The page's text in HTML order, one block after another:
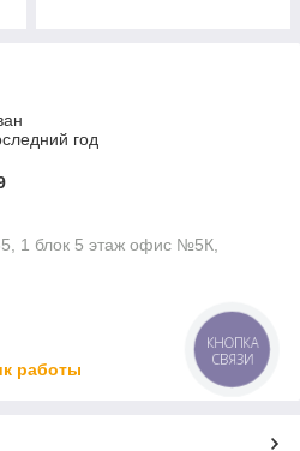
год
1 блок 5 этаж офис №5К,
работы
КНОПКА
СВЯЗИ